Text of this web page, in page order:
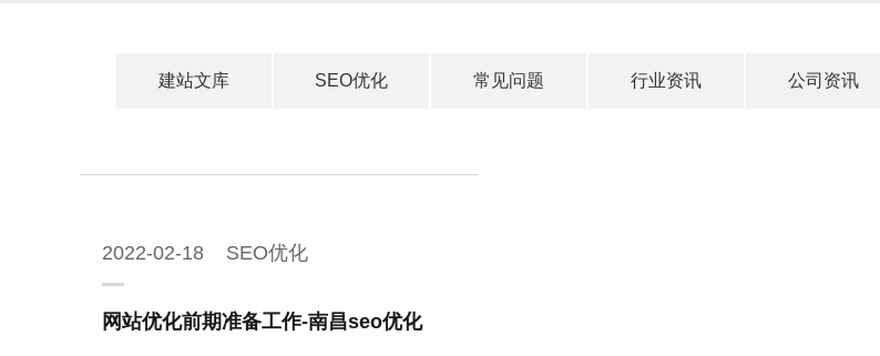
建站文库 SEO优化 常见问题 行业资讯 公司资讯
2022-02-18 SEO优化
网站优化前期准备工作-南昌seo优化